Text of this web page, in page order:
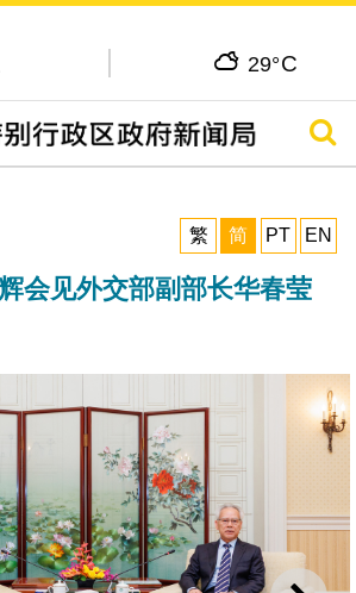
29°C
搜寻
繁
简 PT EN
会见外交部副部长华春莹